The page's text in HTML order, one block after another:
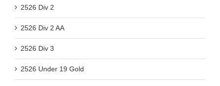
2526 Div 2
2526 Div 2 AA
2526 Div 3
2526 Under 19 Gold